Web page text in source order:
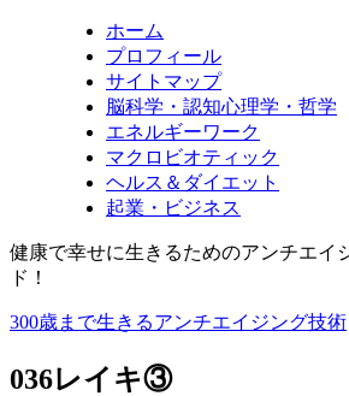
ホーム
プロフィール
サイトマップ
脳科学・認知心理学・哲学
エネルギーワーク
マクロビオティック
ヘルス＆ダイエット
起業・ビジネス
健康で幸せに生きるためのアンチエイ
ド！
300歳まで生きるアンチエイジング技術
036レイキ③